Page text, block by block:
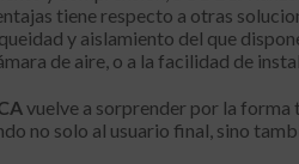
tiene respecto a otras
y aislamiento del que
de aire, o a la facilidad de
vuelve a sorprender por la forma
no solo al usuario final, sino